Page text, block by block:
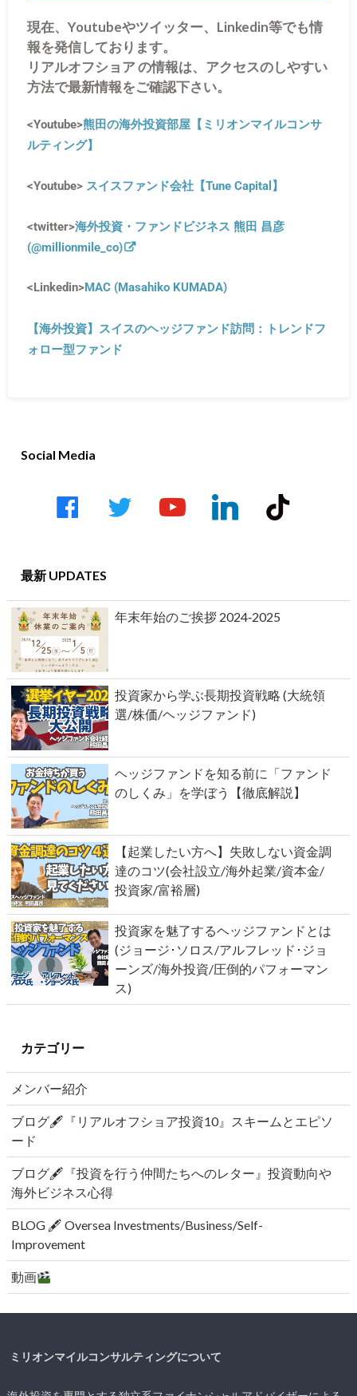
現在、Youtubeやツイッター、Linkedin等でも情
報を発信しております。
リアルオフショア の情報は、アクセスのしやすい
方法で最新情報をご確認下さい。
<Youtube>熊田の海外投資部屋【ミリオンマイルコンサ
ルティング】
<Youtube> スイスファンド会社【Tune Capital】
<twitter>海外投資・ファンドビジネス 熊田 昌彦
(@millionmile_co)
<Linkedin>MAC (Masahiko KUMADA)
【海外投資】スイスのヘッジファンド訪問：トレンドフ
ォロー型ファンド
Social Media
最新 UPDATES
年末年始のご挨拶 2024‐2025
投資家から学ぶ長期投資戦略 (大統領
選/株価/ヘッジファンド)
ヘッジファンドを知る前に「ファンド
のしくみ」を学ぼう【徹底解説】
【起業したい方へ】失敗しない資金調
達のコツ(会社設立/海外起業/資本金/
投資家/富裕層)
投資家を魅了するヘッジファンドとは
(ジョージ･ソロス/アルフレッド･ジョ
ーンズ/海外投資/圧倒的パフォーマン
ス)
カテゴリー
メンバー紹介
ブログ🖋『リアルオフショア投資10』スキームとエピソ
ード
ブログ🖋『投資を行う仲間たちへのレター』投資動向や
海外ビジネス心得
BLOG 🖋 Oversea Investments/Business/Self-
Improvement
動画
ミリオンマイルコンサルティングについて